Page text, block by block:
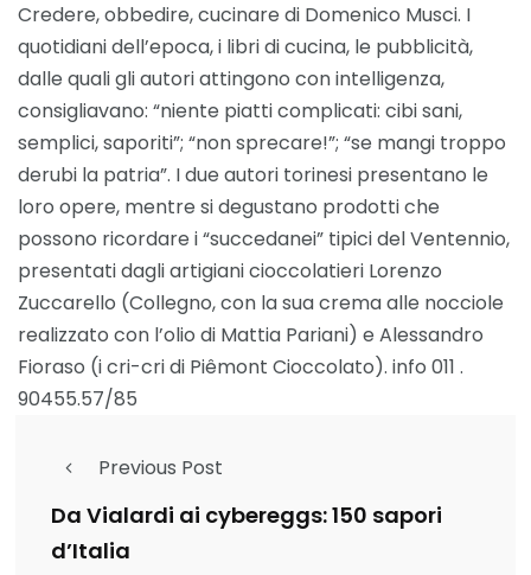
Credere, obbedire, cucinare di Domenico Musci. I
quotidiani dell’epoca, i libri di cucina, le pubblicità,
dalle quali gli autori attingono con intelligenza,
consigliavano: “niente piatti complicati: cibi sani,
semplici, saporiti”; “non sprecare!”; “se mangi troppo
derubi la patria”. I due autori torinesi presentano le
loro opere, mentre si degustano prodotti che
possono ricordare i “succedanei” tipici del Ventennio,
presentati dagli artigiani cioccolatieri Lorenzo
Zuccarello (Collegno, con la sua crema alle nocciole
realizzato con l’olio di Mattia Pariani) e Alessandro
Fioraso (i cri-cri di Piêmont Cioccolato). info 011 .
90455.57/85
Previous Post
Da Vialardi ai cybereggs: 150 sapori
d’Italia